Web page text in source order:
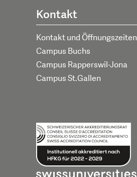
Kontakt
Kontakt und Öffnungszeiten
Campus Buchs
Campus Rapperswil-Jona
Campus St.Gallen